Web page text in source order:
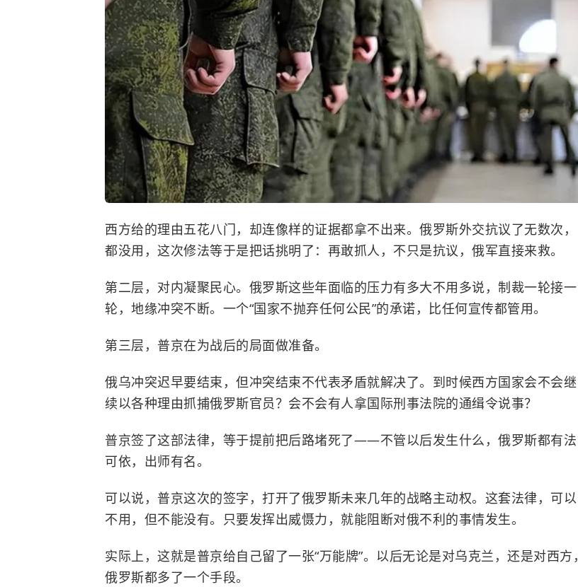
西方给的理由五花八门，却连像样的证据都拿不出来。俄罗斯外交抗议了无数次，
都没用，这次修法等于是把话挑明了：再敢抓人，不只是抗议，俄军直接来救。
第二层，对内凝聚民心。俄罗斯这些年面临的压力有多大不用多说，制裁一轮接一
轮，地缘冲突不断。一个“国家不抛弃任何公民”的承诺，比任何宣传都管用。
第三层，普京在为战后的局面做准备。
俄乌冲突迟早要结束，但冲突结束不代表矛盾就解决了。到时候西方国家会不会继
续以各种理由抓捕俄罗斯官员？会不会有人拿国际刑事法院的通缉令说事？
普京签了这部法律，等于提前把后路堵死了——不管以后发生什么，俄罗斯都有法
可依，出师有名。
可以说，普京这次的签字，打开了俄罗斯未来几年的战略主动权。这套法律，可以
不用，但不能没有。只要发挥出威慑力，就能阻断对俄不利的事情发生。
实际上，这就是普京给自己留了一张“万能牌”。以后无论是对乌克兰，还是对西方，
俄罗斯都多了一个手段。